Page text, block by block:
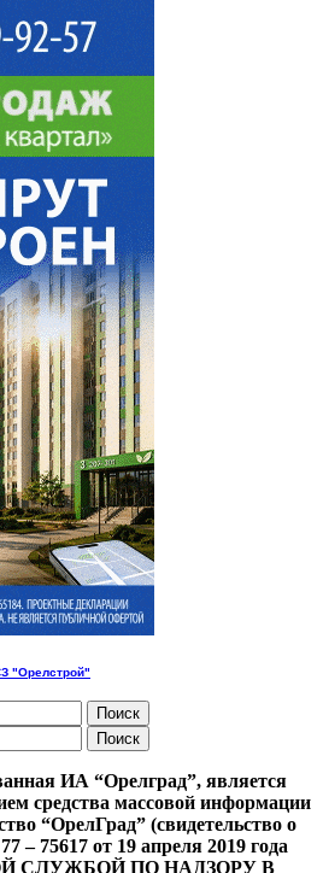
"Орелстрой"
ИА “Орелград”, является
средства массовой информации
“ОрелГрад” (свидетельство о
75617 от 19 апреля 2019 года
СЛУЖБОЙ ПО НАДЗОРУ В